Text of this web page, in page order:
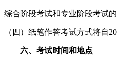
综合阶段考试和专业阶段考试
（四）纸笔作答考试方式将自
六、考试时间和地点